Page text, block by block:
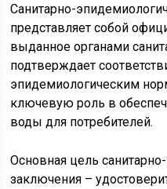
Санитарно-
представляет собой
выданное органами
подтверждает
эпидемиологическим
ключевую роль в
воды для потребителей.
Основная цель
заключения –